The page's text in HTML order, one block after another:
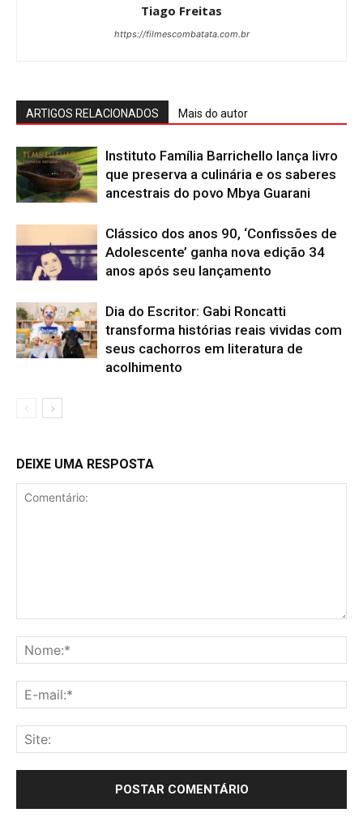
Tiago Freitas
https://filmescombatata.com.br
ARTIGOS RELACIONADOS Mais do autor
Instituto Família Barrichello lança livro
que preserva a culinária e os saberes
ancestrais do povo Mbya Guarani
Clássico dos anos 90, ‘Confissões de
Adolescente’ ganha nova edição 34
anos após seu lançamento
Dia do Escritor: Gabi Roncatti
transforma histórias reais vividas com
seus cachorros em literatura de
acolhimento
DEIXE UMA RESPOSTA